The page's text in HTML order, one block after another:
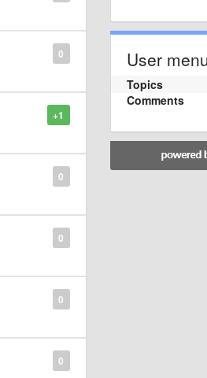
0
+1
0
0
0
0
User menu
Topics
Comments